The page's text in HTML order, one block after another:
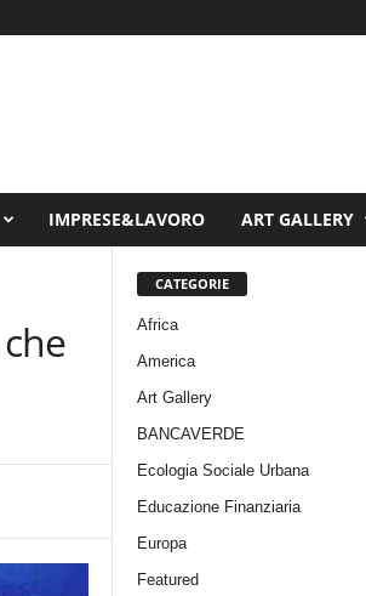
IMPRESE&LAVORO ART GALLERY
CATEGORIE
Africa
America
Art Gallery
BANCAVERDE
Ecologia Sociale Urbana
Educazione Finanziaria
Europa
Featured